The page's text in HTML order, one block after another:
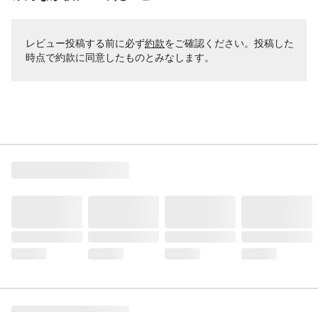
レビュー投稿する前に必ず約款をご確認ください。投稿した
時点で約款に同意したものとみなします。